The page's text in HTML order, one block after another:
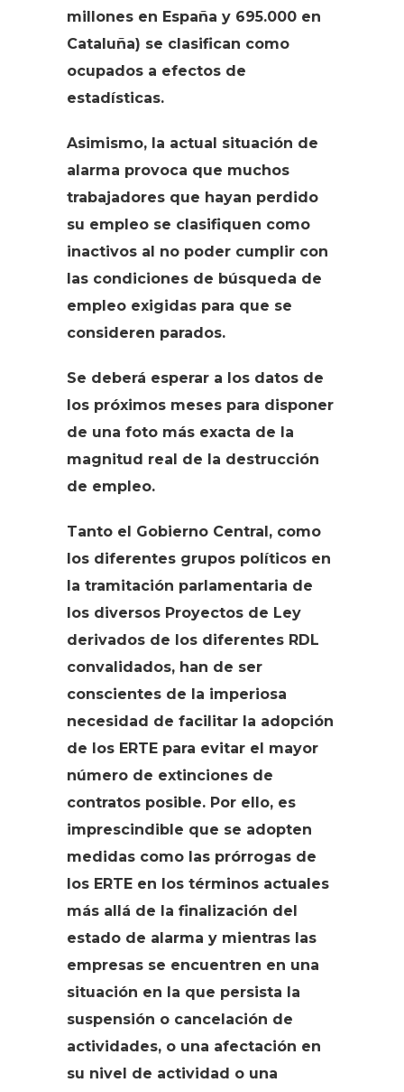
millones en España y 695.000 en
Cataluña) se clasifican como
ocupados a efectos de
estadísticas.
Asimismo, la actual situación de
alarma provoca que muchos
trabajadores que hayan perdido
su empleo se clasifiquen como
inactivos al no poder cumplir con
las condiciones de búsqueda de
empleo exigidas para que se
consideren parados.
Se deberá esperar a los datos de
los próximos meses para disponer
de una foto más exacta de la
magnitud real de la destrucción
de empleo.
Tanto el Gobierno Central, como
los diferentes grupos políticos en
la tramitación parlamentaria de
los diversos Proyectos de Ley
derivados de los diferentes RDL
convalidados, han de ser
conscientes de la imperiosa
necesidad de facilitar la adopción
de los ERTE para evitar el mayor
número de extinciones de
contratos posible. Por ello, es
imprescindible que se adopten
medidas como las prórrogas de
los ERTE en los términos actuales
más allá de la finalización del
estado de alarma y mientras las
empresas se encuentren en una
situación en la que persista la
suspensión o cancelación de
actividades, o una afectación en
su nivel de actividad o una